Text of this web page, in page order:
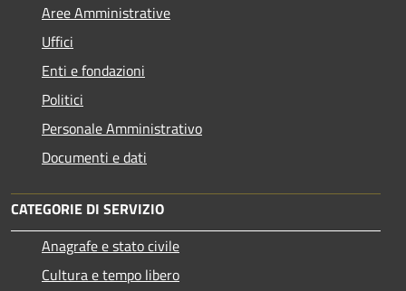
Aree Amministrative
Uffici
Enti e fondazioni
Politici
Personale Amministrativo
Documenti e dati
CATEGORIE DI SERVIZIO
Anagrafe e stato civile
Cultura e tempo libero